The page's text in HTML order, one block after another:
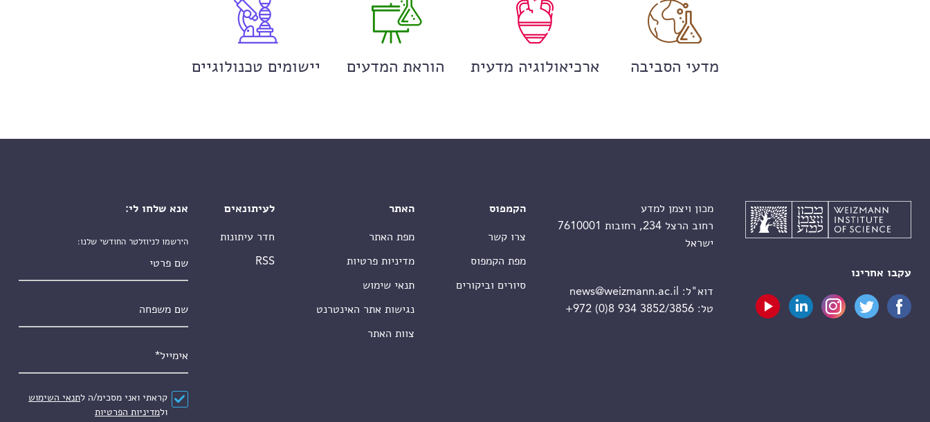
מדעי הסביבה ארכיאולוגיה מדעית הוראת המדעים יישומים טכנולוגיים
עקבו אחרינו
מכון ויצמן למדע
רחוב הרצל 234, רחובות 7610001
ישראל
דוא"ל:
news@weizmann.ac.il
טל:+972 (0)8 934 3852/3856
הקמפוס
צרו קשר
מפת הקמפוס
סיורים וביקורים
האתר
מפת האתר
מדיניות פרטיות
תנאי שימוש
נגישות אתר האינטרנט
צוות האתר
לעיתונאים
חדר עיתונות
RSS
אנא שלחו לי:
הירשמו לניוזלטר החודשי שלנו:
הסכם*
קראתי ואני מסכימ/ה לתנאי השימוש
ולמדיניות הפרטיות